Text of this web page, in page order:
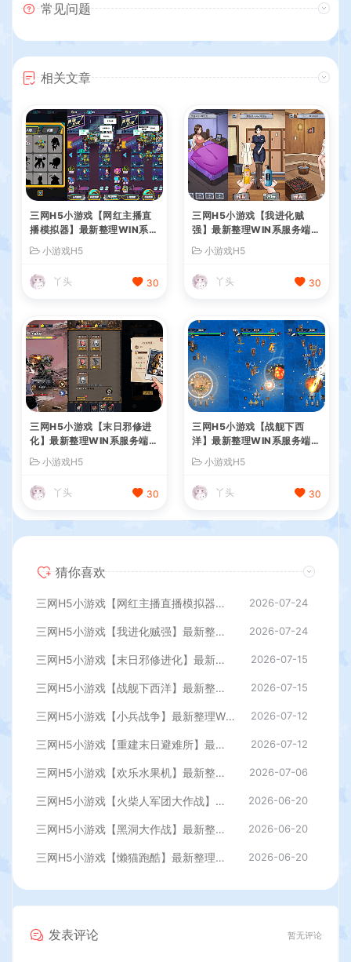
常见问题
相关文章
三网H5小游戏【网红主播直
播模拟器】最新整理WIN系服
务端+Linux手工服务端+详细
搭建教程
小游戏H5
丫头 30
三网H5小游戏【我进化贼
强】最新整理WIN系服务端+
Linux手工服务端+详细搭建
教程
小游戏H5
丫头 30
三网H5小游戏【末日邪修进
化】最新整理WIN系服务端+
教程
小游戏H5
丫头 30
三网H5小游戏【战舰下西
洋】最新整理WIN系服务端+
教程
小游戏H5
丫头 30
猜你喜欢
三网H5小游戏【网红主播直播模拟器】最新整理WIN系服务端+Linux手工服务端+详细搭建教程 2026-07-24
三网H5小游戏【我进化贼强】最新整理WIN系服务端+Linux手工服务端+详细搭建教程 2026-07-24
三网H5小游戏【末日邪修进化】最新整理WIN系服务端+Linux手工服务端+详细搭建教程 2026-07-15
三网H5小游戏【战舰下西洋】最新整理WIN系服务端+Linux手工服务端+详细搭建教程 2026-07-15
三网H5小游戏【小兵战争】最新整理WIN系服务端+Linux手工服务端+详细搭建教程 2026-07-12
三网H5小游戏【重建末日避难所】最新整理WIN系服务端+Linux手工服务端+详细搭建教程 2026-07-12
三网H5小游戏【欢乐水果机】最新整理WIN系服务端+Linux手工服务端+详细搭建教程 2026-07-06
三网H5小游戏【火柴人军团大作战】最新整理WIN系服务端+Linux手工服务端+详细搭建教程 2026-06-20
三网H5小游戏【黑洞大作战】最新整理WIN系服务端+Linux手工服务端+详细搭建教程 2026-06-20
三网H5小游戏【懒猫跑酷】最新整理WIN系服务端+Linux手工服务端+详细搭建教程 2026-06-20
发表评论 暂无评论